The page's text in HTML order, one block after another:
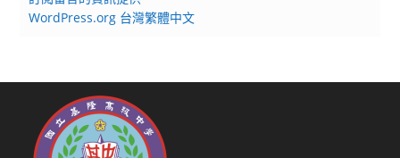
WordPress.org 台灣繁體中文